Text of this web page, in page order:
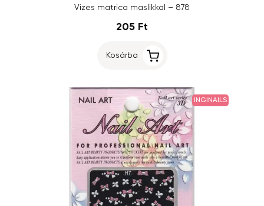
Vizes matrica maslikkal – 878
205 Ft
Kosárba
INGINAILS